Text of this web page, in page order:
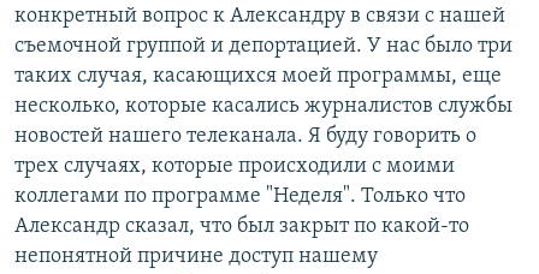
конкретный вопрос к Александру в связи с нашей
съемочной группой и депортацией. У нас было три
таких случая, касающихся моей программы, еще
несколько, которые касались журналистов службы
новостей нашего телеканала. Я буду говорить о
трех случаях, которые происходили с моими
коллегами по программе "Неделя". Только что
Александр сказал, что был закрыт по какой-то
непонятной причине доступ нашему